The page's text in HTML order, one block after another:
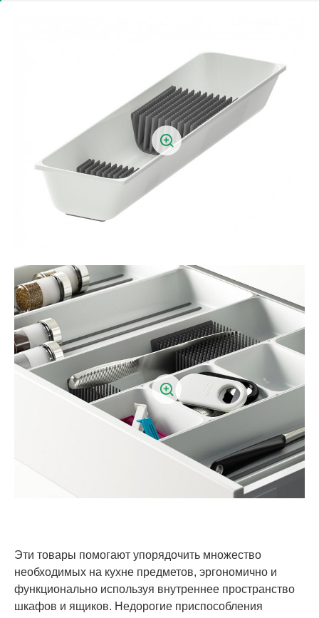
Эти товары помогают упорядочить множество
необходимых на кухне предметов, эргономично и
функционально используя внутреннее пространство
шкафов и ящиков. Недорогие приспособления